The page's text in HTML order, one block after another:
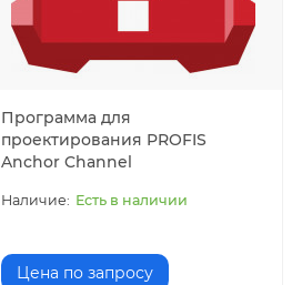
Программа для
проектирования PROFIS
Anchor Channel
Есть в наличии
Цена по запросу